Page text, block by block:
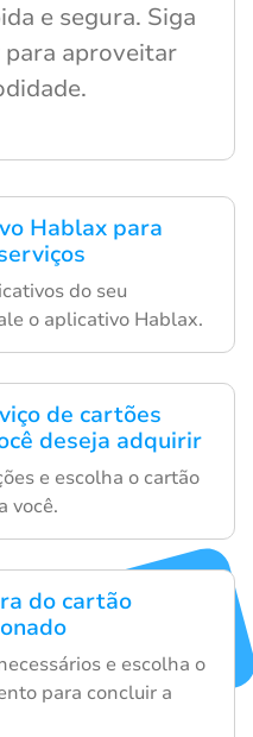
Hablax para
do seu
o aplicativo Hablax.
de cartões
deseja adquirir
e escolha o cartão
você.
do cartão
e escolha o
para concluir a
e segura. Siga
para aproveitar